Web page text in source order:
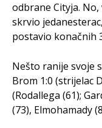
odbrane Cityja.
skrvio
postavio konačnih
Nešto ranije svoje
Brom 1:0 (strijelac
(Rodallega (61);
(73), Elmohamady